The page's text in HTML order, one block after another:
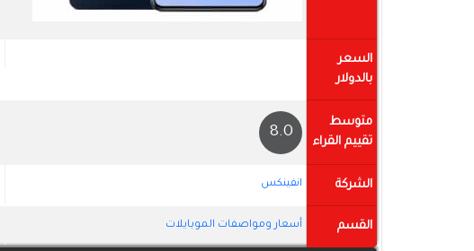
السعر
بالدولار
متوسط
تقييم القراء
8.0
الشركة انفينكس
القسم أسعار ومواصفات الموبايلات